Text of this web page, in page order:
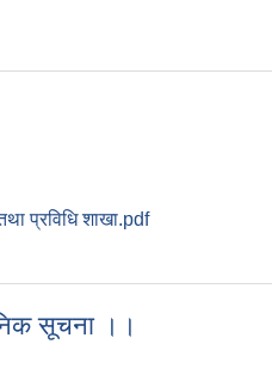
प्रविधि शाखा.pdf
सूचना ।।